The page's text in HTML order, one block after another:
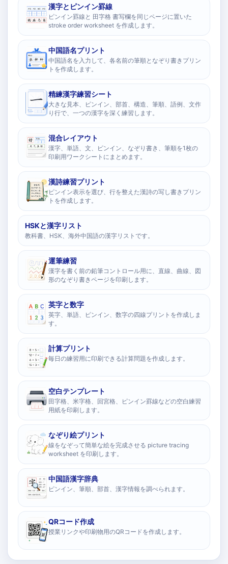
漢字とピンイン罫線
ピンイン罫線と 田字格 書写欄を同じページに置いた
stroke order worksheet を作成します。
中国語名プリント
中国語名を入力して、各名前の筆順となぞり書きプリン
トを作成します。
精練漢字練習シート
大きな見本、ピンイン、部首、構造、筆順、語例、文作
り行で、一つの漢字を深く練習します。
混合レイアウト
漢字、単語、文、ピンイン、なぞり書き、筆順を1枚の
印刷用ワークシートにまとめます。
漢詩練習プリント
ピンイン表示を選び、行を整えた漢詩の写し書きプリン
トを作成します。
HSKと漢字リスト
教科書、HSK、海外中国語の漢字リストです。
運筆練習
漢字を書く前の鉛筆コントロール用に、直線、曲線、図
形のなぞり書きページを印刷します。
英字と数字
英字、単語、ピンイン、数字の四線プリントを作成しま
す。
計算プリント
毎日の練習用に印刷できる計算問題を作成します。
空白テンプレート
田字格、米字格、回宮格、ピンイン罫線などの空白練習
用紙を印刷します。
なぞり絵プリント
線をなぞって簡単な絵を完成させる picture tracing
worksheet を印刷します。
中国語漢字辞典
ピンイン、筆順、部首、漢字情報を調べられます。
QRコード作成
授業リンクや印刷物用のQRコードを作成します。